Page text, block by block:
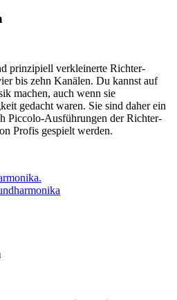
prinzipiell verkleinerte Richter-
bis zehn Kanälen. Du kannst auf
machen, auch wenn sie
gedacht waren. Sie sind daher ein
Piccolo-Ausführungen der Richter-
Profis gespielt werden.